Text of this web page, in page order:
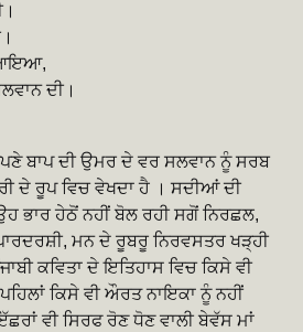
ਆਇਆ,
ਦੀ।
ਬਾਪ ਦੀ ਉਮਰ ਦੇ ਵਰ ਸਲਵਾਨ ਨੂੰ ਸਰਬ
ਦੇ ਰੂਪ ਵਿਚ ਵੇਖਦਾ ਹੈ । ਸਦੀਆਂ ਦੀ
ਭਾਰ ਹੇਠੋਂ ਨਹੀਂ ਬੋਲ ਰਹੀ ਸਗੋਂ ਨਿਰਛਲ,
ਮਨ ਦੇ ਰੂਬਰੂ ਨਿਰਵਸਤਰ ਖੜ੍ਹੀ
ਕਵਿਤਾ ਦੇ ਇਤਿਹਾਸ ਵਿਚ ਕਿਸੇ ਵੀ
ਕਿਸੇ ਵੀ ਔਰਤ ਨਾਇਕਾ ਨੂੰ ਨਹੀਂ
ਵੀ ਸਿਰਫ ਰੋਣ ਧੋਣ ਵਾਲੀ ਬੇਵੱਸ ਮਾਂ